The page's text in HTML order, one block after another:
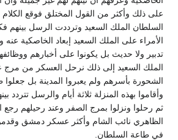
على ذلك وأكثر من القول المختلق فوقع الكلام
السلطان الملك السعيد وترددت الرسل بينهم
الأمراء على الملك السعيد إبعاد الخاصكية عنه
تدبير ولا حديث بل يكونوا على أخبارهم
الملك السعيد إلى ذلك نرحل العسكر من مرج
الشحورة بأسرهم ولم يعبروا المدينة بل
وأقاموا بهذه المنزلة ثلاثة أيام والرسل تتردد
ثم رحلوا ونزلوا بمرج الصفر وعند رحيلهم رجع
الظاهري نائب الشام وأكثر عسكر دمشق
في طاعة السلطان‏.‏